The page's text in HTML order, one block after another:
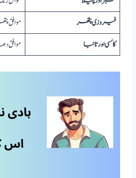
فیروزی پتھر
موافق
کانسی اور تانبا
موافق